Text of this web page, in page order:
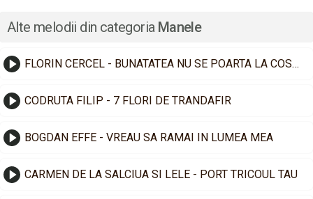
Alte melodii din categoria Manele
FLORIN CERCEL - BUNATATEA NU SE POARTA LA COSTUM
CODRUTA FILIP - 7 FLORI DE TRANDAFIR
BOGDAN EFFE - VREAU SA RAMAI IN LUMEA MEA
CARMEN DE LA SALCIUA SI LELE - PORT TRICOUL TAU